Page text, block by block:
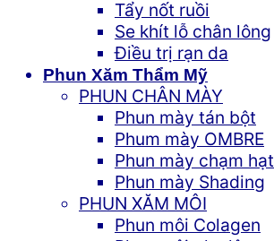
Tẩy nốt ruồi
Se khít lỗ chân lông
Điều trị rạn da
Phun Xăm Thẩm Mỹ
PHUN CHÂN MÀY
Phun mày tán bột
Phum mày OMBRE
Phun mày chạm hạt
Phun mày Shading
PHUN XĂM MÔI
Phun môi Colagen